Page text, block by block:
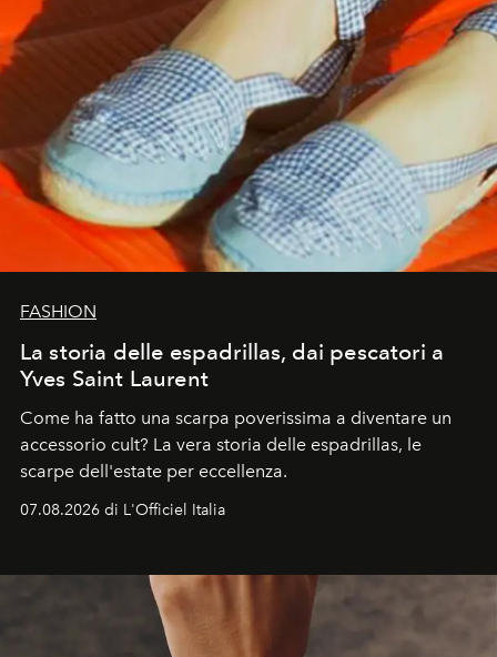
FASHION
La storia delle espadrillas, dai pescatori a
Yves Saint Laurent
Come ha fatto una scarpa poverissima a diventare un
accessorio cult? La vera storia delle espadrillas, le
scarpe dell'estate per eccellenza.
07.08.2026 di L'Officiel Italia